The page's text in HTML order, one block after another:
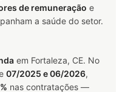
de remuneração e
a saúde do setor.
em Fortaleza, CE. No
07/2025 e 06/2026,
nas contratações —